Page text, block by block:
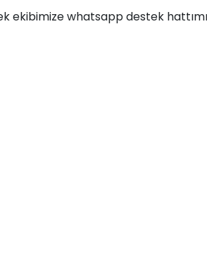
ekibimize whatsapp destek